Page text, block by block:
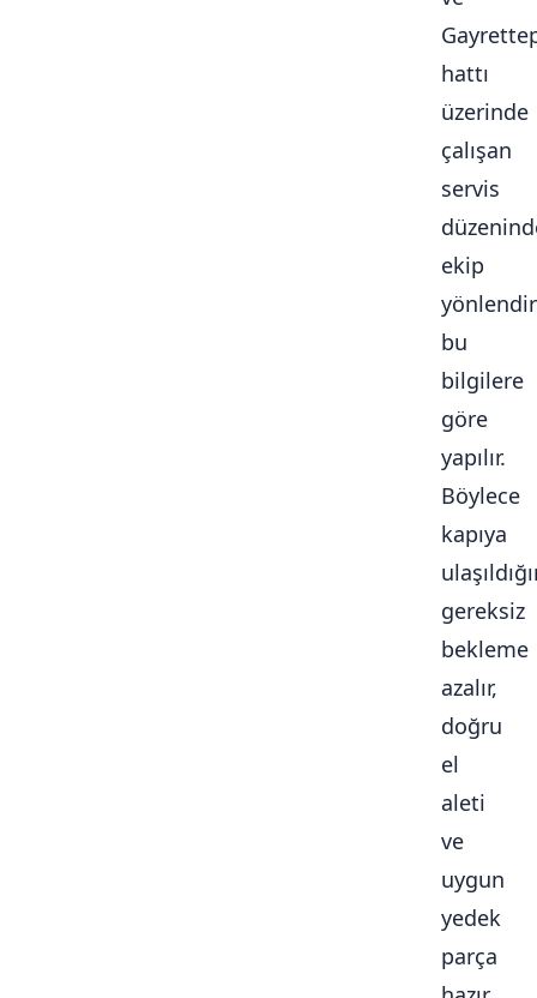
hattı
üzerinde
çalışan
servis
ekip
bu
bilgilere
göre
yapılır.
Böylece
kapıya
gereksiz
bekleme
azalır,
doğru
el
aleti
ve
uygun
yedek
parça